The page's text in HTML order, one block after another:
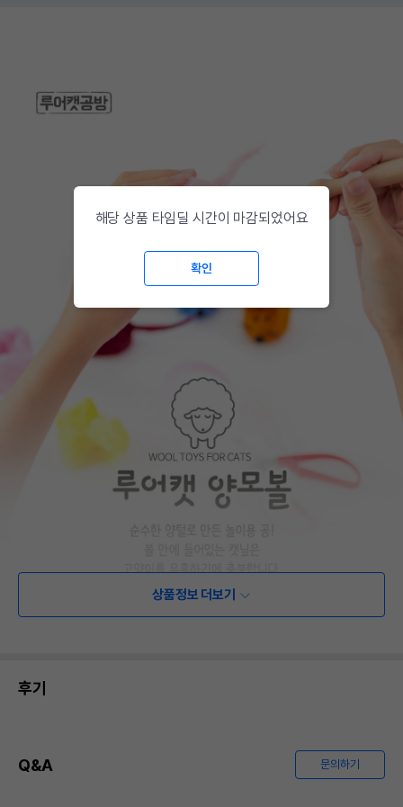
상품정보 더보기
후기
Q&A 문의하기
해당 상품 타임딜 시간이 마감되었어요
확인